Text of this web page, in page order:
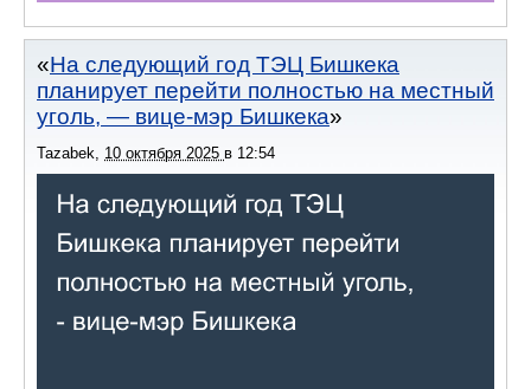
На следующий год ТЭЦ Бишкека
планирует перейти полностью на местный
уголь, — вице-мэр Бишкека
Tazabek, 10 октября 2025 в 12:54